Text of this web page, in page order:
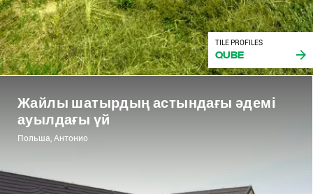
TILE PROFILES
Qube
Жайлы шатырдың астындағы әдемі
ауылдағы үй
Польша, Антонио